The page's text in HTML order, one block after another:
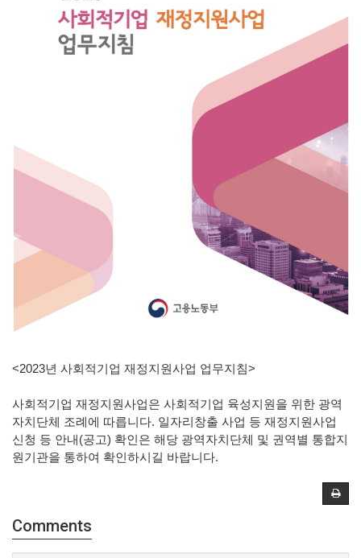
<2023년 사회적기업 재정지원사업 업무지침>
사회적기업 재정지원사업은 사회적기업 육성지원을 위한 광역
자치단체 조례에 따릅니다. 일자리창출 사업 등 재정지원사업
신청 등 안내(공고) 확인은 해당 광역자치단체 및 권역별 통합지
원기관을 통하여 확인하시길 바랍니다.
Comments